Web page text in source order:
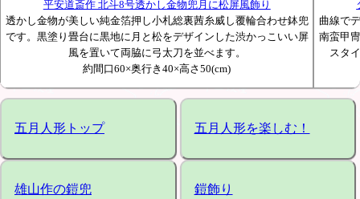
平安道斎作 北斗8号透かし金物兜月に松屏風飾り
透かし金物が美しい純金箔押し小札総裏茜糸威し覆輪合わせ鉢兜
です。黒塗り畳台に黒地に月と松をデザインした渋かっこいい屏
風を置いて両脇に弓太刀を並べます。
約間口60×奥行き40×高さ50(cm)
曲線で
南蛮甲
スタ
五月人形トップ 五月人形を楽しむ！
雄山作の鎧兜 鎧飾り